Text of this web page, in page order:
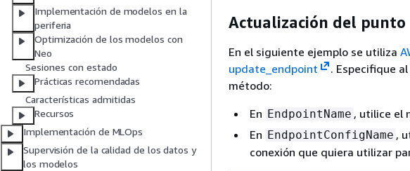
Implementación de modelos en la
periferia
Optimización de los modelos con
Neo
Sesiones con estado
Prácticas recomendadas
Características admitidas
Recursos
Implementación de MLOps
Supervisión de la calidad de los datos y
los modelos
Actualización del punto
En el siguiente ejemplo se utiliza
update_endpoint
. Especifique
método:
En EndpointName , utilice el
En EndpointConfigName ,
conexión que quiera utilizar